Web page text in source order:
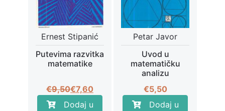
Ernest Stipanić
Putevima razvitka
matematike
€9,50Izvorna
cijena
€7,60
Trenutna
cijena
Dodaj u
Petar Javor
Uvod u
matematičku
analizu
€5,50
Dodaj u